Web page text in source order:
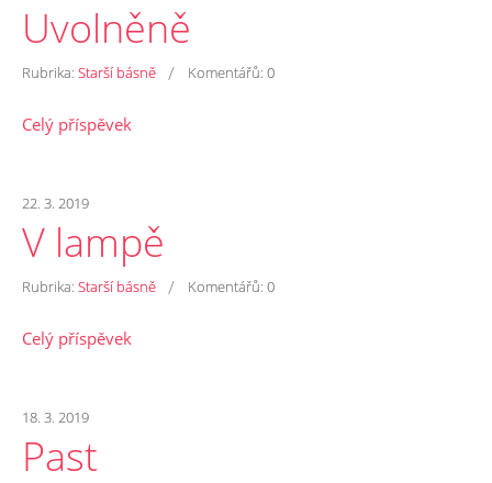
Uvolněně
Rubrika: Starší básně / Komentářů: 0
Celý příspěvek
22. 3. 2019
V lampě
Rubrika: Starší básně / Komentářů: 0
Celý příspěvek
18. 3. 2019
Past